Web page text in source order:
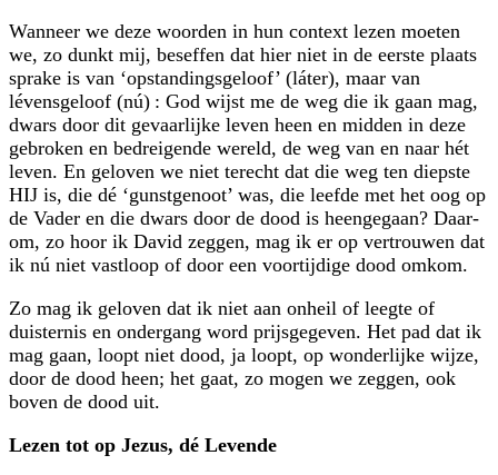
Wanneer we deze woorden in hun context lezen moeten
we, zo dunkt mij, beseffen dat hier niet in de eerste plaats
sprake is van ‘opstandingsgeloof’ (láter), maar van
lévensgeloof (nú) : God wijst me de weg die ik gaan mag,
dwars door dit gevaarlijke leven heen en midden in deze
gebroken en bedreigende wereld, de weg van en naar hét
leven. En geloven we niet terecht dat die weg ten diepste
HIJ is, die dé ‘gunstgenoot’ was, die leefde met het oog op
de Vader en die dwars door de dood is heengegaan? Daar­
om, zo hoor ik David zeggen, mag ik er op vertrouwen dat
ik nú niet vastloop of door een voortijdige dood omkom.
Zo mag ik geloven dat ik niet aan onheil of leegte of
duisternis en ondergang word prijsgegeven. Het pad dat ik
mag gaan, loopt niet dood, ja loopt, op wonderlijke wijze,
door de dood heen; het gaat, zo mogen we zeggen, ook
boven de dood uit.
Lezen tot op Jezus, dé Levende